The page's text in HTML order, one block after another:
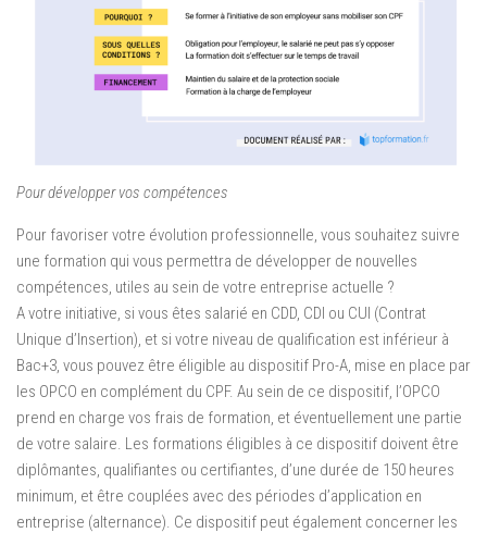
Pour développer vos compétences
Pour favoriser votre évolution professionnelle, vous souhaitez suivre
une formation qui vous permettra de développer de nouvelles
compétences, utiles au sein de votre entreprise actuelle ?
A votre initiative, si vous êtes salarié en CDD, CDI ou CUI (Contrat
Unique d’Insertion), et si votre niveau de qualification est inférieur à
Bac+3, vous pouvez être éligible au dispositif Pro-A, mise en place par
les OPCO en complément du CPF. Au sein de ce dispositif, l’OPCO
prend en charge vos frais de formation, et éventuellement une partie
de votre salaire. Les formations éligibles à ce dispositif doivent être
diplômantes, qualifiantes ou certifiantes, d’une durée de 150 heures
minimum, et être couplées avec des périodes d’application en
entreprise (alternance). Ce dispositif peut également concerner les